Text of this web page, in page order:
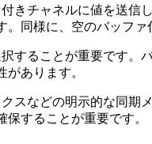
きチャネルに値を送信
同様に、空のバッフ
することが重要です。
あります。
スなどの明示的な同
することが重要です。